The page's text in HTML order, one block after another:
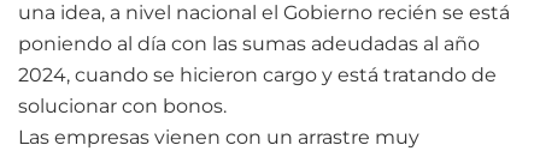
una idea, a nivel nacional el Gobierno recién se está
poniendo al día con las sumas adeudadas al año
2024, cuando se hicieron cargo y está tratando de
solucionar con bonos.
Las empresas vienen con un arrastre muy